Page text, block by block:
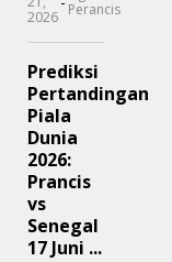
2026 Perancis
Prediksi
Pertandingan
Piala
Dunia
2026:
Prancis
vs
Senegal
17 Juni ...